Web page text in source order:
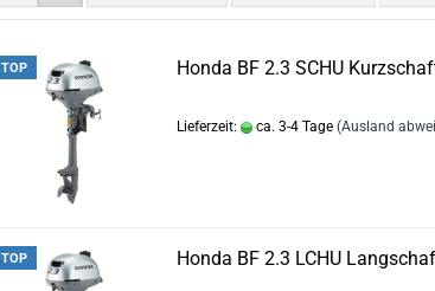
TOP Honda BF 2.3 SCHU
Lieferzeit: ca. 3-4 Tage (Ausland
TOP Honda BF 2.3 LCHU